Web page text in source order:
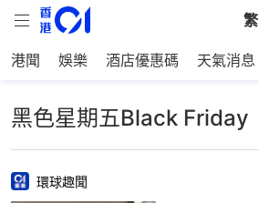
繁
港聞 娛樂 酒店優惠碼 天氣消息
黑色星期五Black Friday
環球趣聞